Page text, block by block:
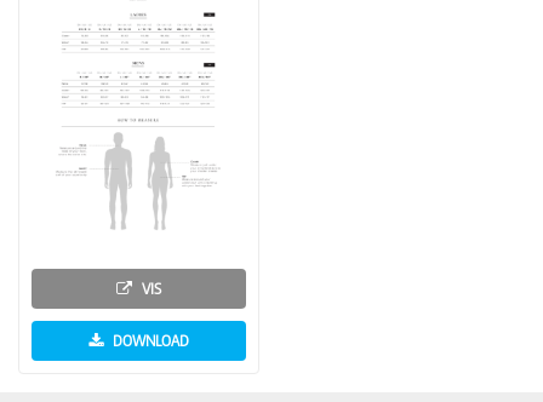
VIS
DOWNLOAD